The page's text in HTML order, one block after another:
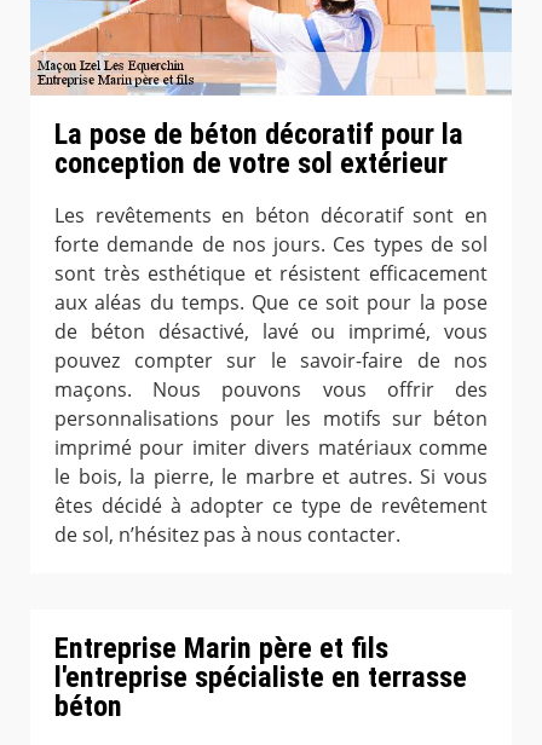
La pose de béton décoratif pour la
conception de votre sol extérieur
Les revêtements en béton décoratif sont en
forte demande de nos jours. Ces types de sol
sont très esthétique et résistent efficacement
aux aléas du temps. Que ce soit pour la pose
de béton désactivé, lavé ou imprimé, vous
pouvez compter sur le savoir-faire de nos
maçons. Nous pouvons vous offrir des
personnalisations pour les motifs sur béton
imprimé pour imiter divers matériaux comme
le bois, la pierre, le marbre et autres. Si vous
êtes décidé à adopter ce type de revêtement
de sol, n’hésitez pas à nous contacter.
Entreprise Marin père et fils
l'entreprise spécialiste en terrasse
béton